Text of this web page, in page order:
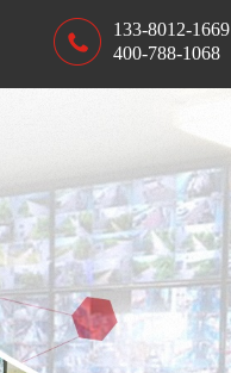
133-8012-1669
400-788-1068